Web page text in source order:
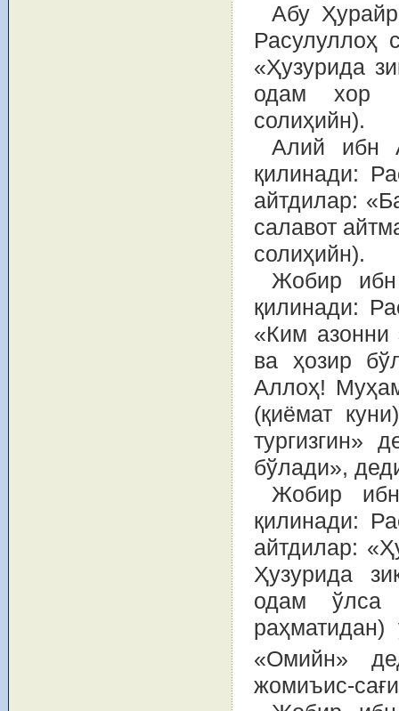
Абу
Расулуллоҳ
«Ҳузурида
одам хор
солиҳийн).
Алий ибн
қилинади:
айтдилар:
салавот
солиҳийн).
Жобир ибн
қилинади:
«Ким азонни
ва ҳозир
Аллоҳ!
(қиёмат
тургизгин»
бўлади»,
Жобир
қилинади:
айтдилар:
Ҳузурида
одам ўлса
«Омийн»
жомиъис-